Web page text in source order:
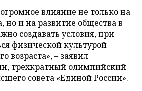
влияние не только на
но и на развитие общества в
создавать условия, при
физической культурой
возраста», – заявил
трехкратный олимпийский
совета «Единой России».